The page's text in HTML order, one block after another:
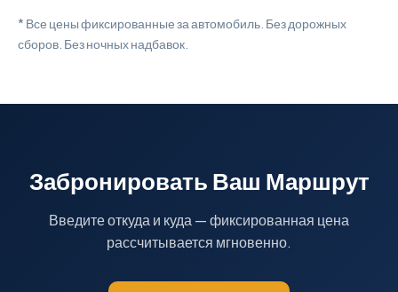
* Все цены фиксированные за автомобиль. Без дорожных
сборов. Без ночных надбавок.
Забронировать Ваш Маршрут
Введите откуда и куда — фиксированная цена
рассчитывается мгновенно.